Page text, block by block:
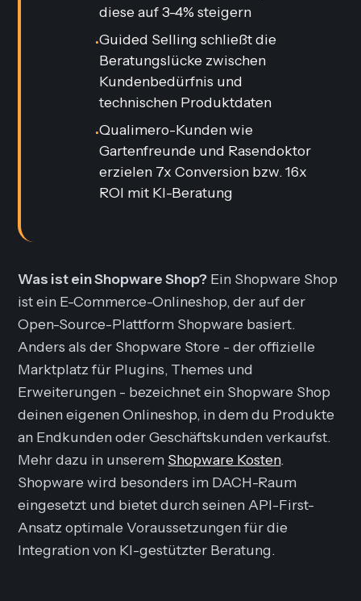
diese auf 3-4% steigern
•Guided Selling schließt die
Beratungslücke zwischen
Kundenbedürfnis und
technischen Produktdaten
•Qualimero-Kunden wie
Gartenfreunde und Rasendoktor
erzielen 7x Conversion bzw. 16x
ROI mit KI-Beratung
Was ist ein Shopware Shop? Ein Shopware Shop
ist ein E-Commerce-Onlineshop, der auf der
Open-Source-Plattform Shopware basiert.
Anders als der Shopware Store - der offizielle
Marktplatz für Plugins, Themes und
Erweiterungen - bezeichnet ein Shopware Shop
deinen eigenen Onlineshop, in dem du Produkte
an Endkunden oder Geschäftskunden verkaufst.
Mehr dazu in unserem Shopware Kosten.
Shopware wird besonders im DACH-Raum
eingesetzt und bietet durch seinen API-First-
Ansatz optimale Voraussetzungen für die
Integration von KI-gestützter Beratung.